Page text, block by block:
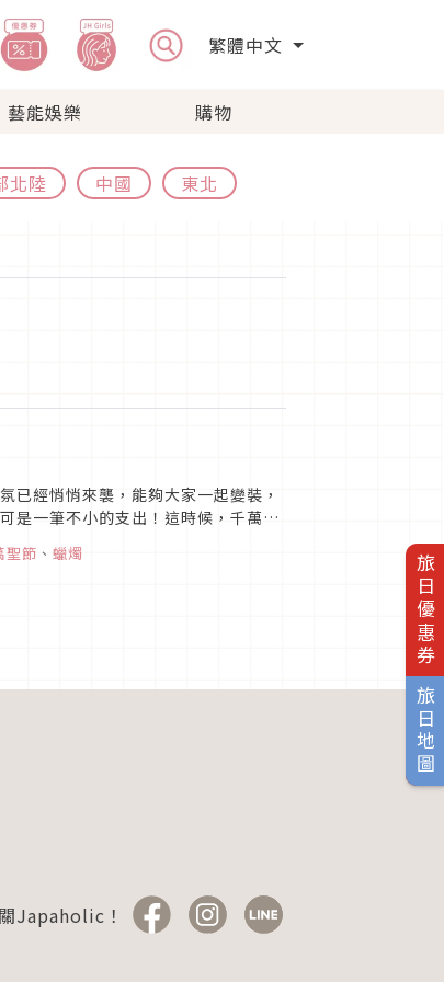
繁體中文
藝能娛樂 購物
北陸 中國 東北
旅日優惠券
旅日地圖
已經悄悄來襲，能夠大家一起變裝，
是一筆不小的支出！這時候，千萬不
元店都有什麼？1....
聖節 、 蠟燭
Japaholic！